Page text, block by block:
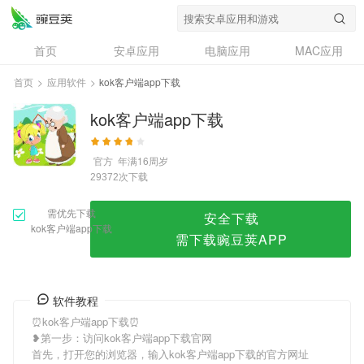
首页 安卓应用 电脑应用
MAC应用
资讯
专题
问答
首页 > 应用软件 > kok客户端app下载
kok客户端app下载
官方 年满16周岁
29372次下载
需优先下载
kok客户端app下载
安全下载
需下载豌豆荚APP
软件教程
⏰kok客户端app下载⏰
❥第一步：访问kok客户端app下载官网
首先，打开您的浏览器，输入kok客户端app下载的官方网址